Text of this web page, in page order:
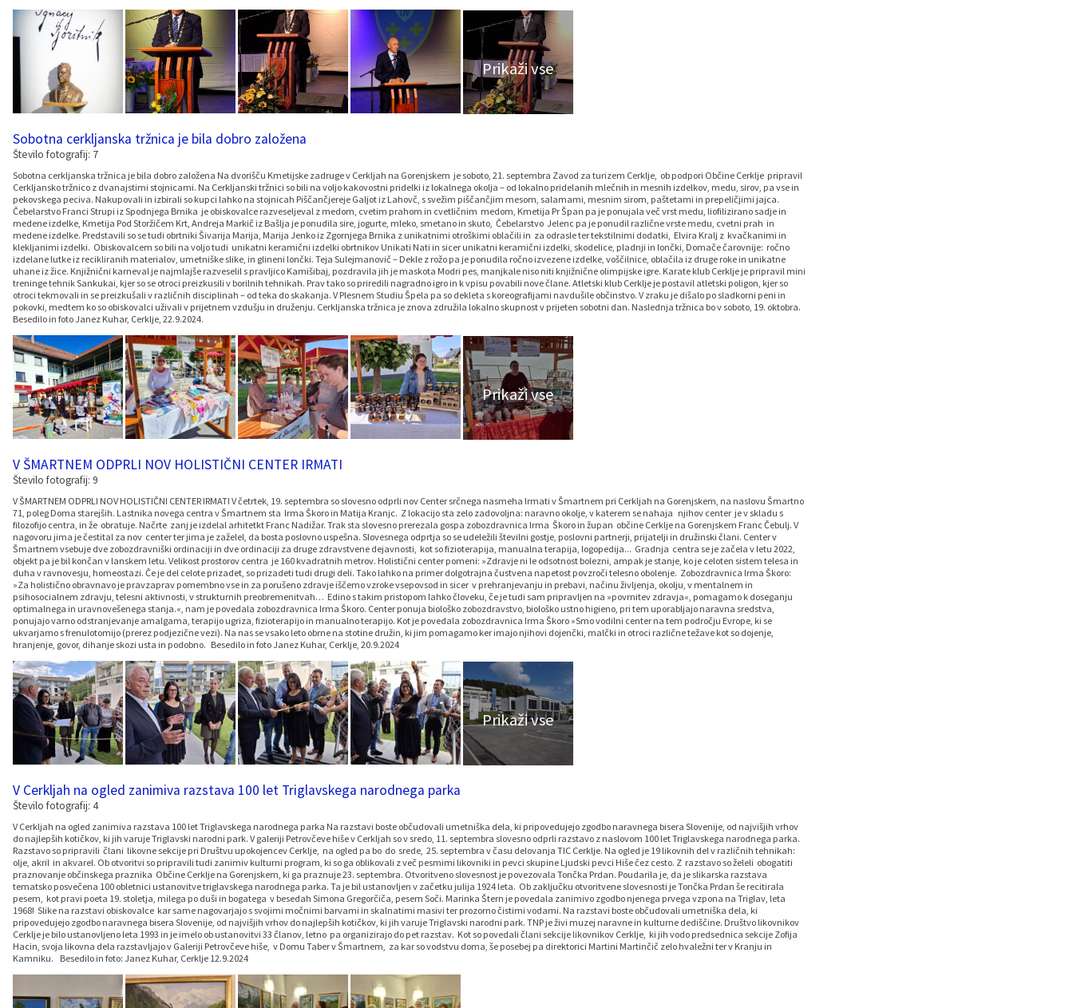
Sobotna cerkljanska tržnica je bila dobro založena
Število fotografij: 7
Sobotna cerkljanska tržnica je bila dobro založena Na dvorišču Kmetijske zadruge v Cerkljah na Gorenjskem je soboto, 21. septembra Zavod za turizem Cerklje, ob podpori Občine Cerklje pripravil
Cerkljansko tržnico z dvanajstimi stojnicami. Na Cerkljanski tržnici so bili na voljo kakovostni pridelki iz lokalnega okolja – od lokalno pridelanih mlečnih in mesnih izdelkov, medu, sirov, pa vse in
pekovskega peciva. Nakupovali in izbirali so kupci lahko na stojnicah Piščančjereje Galjot iz Lahovč, s svežim piščančjim mesom, salamami, mesnim sirom, paštetami in prepeličjimi jajca.
Čebelarstvo Franci Strupi iz Spodnjega Brnika je obiskovalce razveseljeval z medom, cvetim prahom in cvetličnim medom, Kmetija Pr Špan pa je ponujala več vrst medu, liofilizirano sadje in
medene izdelke, Kmetija Pod Storžičem Krt, Andreja Markič iz Bašlja je ponudila sire, jogurte, mleko, smetano in skuto, Čebelarstvo Jelenc pa je ponudil različne vrste medu, cvetni prah in
medene izdelke. Predstavili so se tudi obrtniki Šivarija Marija, Marija Jenko iz Zgornjega Brnika z unikatnimi otroškimi oblačili in za odrasle ter tekstilnimi dodatki, Elvira Kralj z kvačkanimi in
klekljanimi izdelki. Obiskovalcem so bili na voljo tudi unikatni keramični izdelki obrtnikov Unikati Nati in sicer unikatni keramični izdelki, skodelice, pladnji in lončki, Domače čarovnije: ročno
izdelane lutke iz recikliranih materialov, umetniške slike, in glineni lončki. Teja Sulejmanovič – Dekle z rožo pa je ponudila ročno izvezene izdelke, voščilnice, oblačila iz druge roke in unikatne
uhane iz žice. Knjižnični karneval je najmlajše razveselil s pravljico Kamišibaj, pozdravila jih je maskota Modri pes, manjkale niso niti knjižnične olimpijske igre. Karate klub Cerklje je pripravil mini
treninge tehnik Sankukai, kjer so se otroci preizkusili v borilnih tehnikah. Prav tako so priredili nagradno igro in k vpisu povabili nove člane. Atletski klub Cerklje je postavil atletski poligon, kjer so
otroci tekmovali in se preizkušali v različnih disciplinah – od teka do skakanja. V Plesnem Studiu Špela pa so dekleta s koreografijami navdušile občinstvo. V zraku je dišalo po sladkorni peni in
pokovki, medtem ko so obiskovalci uživali v prijetnem vzdušju in druženju. Cerkljanska tržnica je znova združila lokalno skupnost v prijeten sobotni dan. Naslednja tržnica bo v soboto, 19. oktobra.
Besedilo in foto Janez Kuhar, Cerklje, 22.9.2024.
V ŠMARTNEM ODPRLI NOV HOLISTIČNI CENTER IRMATI
Število fotografij: 9
V ŠMARTNEM ODPRLI NOV HOLISTIČNI CENTER IRMATI V četrtek, 19. septembra so slovesno odprli nov Center srčnega nasmeha Irmati v Šmartnem pri Cerkljah na Gorenjskem, na naslovu Šmartno
71, poleg Doma starejših. Lastnika novega centra v Šmartnem sta Irma Škoro in Matija Kranjc. Z lokacijo sta zelo zadovoljna: naravno okolje, v katerem se nahaja njihov center je v skladu s
filozofijo centra, in že obratuje. Načrte zanj je izdelal arhitetkt Franc Nadižar. Trak sta slovesno prerezala gospa zobozdravnica Irma Škoro in župan občine Cerklje na Gorenjskem Franc Čebulj. V
nagovoru jima je čestital za nov center ter jima je zaželel, da bosta poslovno uspešna. Slovesnega odprtja so se udeležili številni gostje, poslovni partnerji, prijatelji in družinski člani. Center v
Šmartnem vsebuje dve zobozdravniški ordinaciji in dve ordinaciji za druge zdravstvene dejavnosti, kot so fizioterapija, manualna terapija, logopedija... Gradnja centra se je začela v letu 2022,
objekt pa je bil končan v lanskem letu. Velikost prostorov centra je 160 kvadratnih metrov. Holistični center pomeni: »Zdravje ni le odsotnost bolezni, ampak je stanje, ko je celoten sistem telesa in
duha v ravnovesju, homeostazi. Če je del celote prizadet, so prizadeti tudi drugi deli. Tako lahko na primer dolgotrajna čustvena napetost povzroči telesno obolenje. Zobozdravnica Irma Škoro:
»Za holistično obravnavo je pravzaprav pomembno vse in za porušeno zdravje iščemo vzroke vsepovsod in sicer v prehranjevanju in prebavi, načinu življenja, okolju, v mentalnem in
psihosocialnem zdravju, telesni aktivnosti, v strukturnih preobremenitvah… Edino s takim pristopom lahko človeku, če je tudi sam pripravljen na »povrnitev zdravja«, pomagamo k doseganju
optimalnega in uravnovešenega stanja.«, nam je povedala zobozdravnica Irma Škoro. Center ponuja biološko zobozdravstvo, biološko ustno higieno, pri tem uporabljajo naravna sredstva,
ponujajo varno odstranjevanje amalgama, terapijo ugriza, fizioterapijo in manualno terapijo. Kot je povedala zobozdravnica Irma Škoro »Smo vodilni center na tem področju Evrope, ki se
ukvarjamo s frenulotomijo (prerez podjezične vezi). Na nas se vsako leto obrne na stotine družin, ki jim pomagamo ker imajo njihovi dojenčki, malčki in otroci različne težave kot so dojenje,
hranjenje, govor, dihanje skozi usta in podobno. Besedilo in foto Janez Kuhar, Cerklje, 20.9.2024
V Cerkljah na ogled zanimiva razstava 100 let Triglavskega narodnega parka
Število fotografij: 4
V Cerkljah na ogled zanimiva razstava 100 let Triglavskega narodnega parka Na razstavi boste občudovali umetniška dela, ki pripovedujejo zgodbo naravnega bisera Slovenije, od najvišjih vrhov
do najlepših kotičkov, ki jih varuje Triglavski narodni park. V galeriji Petrovčeve hiše v Cerkljah so v sredo, 11. septembra slovesno odprli razstavo z naslovom 100 let Triglavskega narodnega parka.
Razstavo so pripravili člani likovne sekcije pri Društvu upokojencev Cerklje, na ogled pa bo do srede, 25. septembra v času delovanja TIC Cerklje. Na ogled je 19 likovnih del v različnih tehnikah:
olje, akril in akvarel. Ob otvoritvi so pripravili tudi zanimiv kulturni program, ki so ga oblikovali z več pesmimi likovniki in pevci skupine Ljudski pevci Hiše čez cesto. Z razstavo so želeli obogatiti
praznovanje občinskega praznika Občine Cerklje na Gorenjskem, ki ga praznuje 23. septembra. Otvoritveno slovesnost je povezovala Tončka Prdan. Poudarila je, da je slikarska razstava
tematsko posvečena 100 obletnici ustanovitve triglavskega narodnega parka. Ta je bil ustanovljen v začetku julija 1924 leta. Ob zaključku otvoritvene slovesnosti je Tončka Prdan še recitirala
pesem, kot pravi poeta 19. stoletja, milega po duši in bogatega v besedah Simona Gregorčiča, pesem Soči. Marinka Štern je povedala zanimivo zgodbo njenega prvega vzpona na Triglav, leta
1968! Slike na razstavi obiskovalce kar same nagovarjajo s svojimi močnimi barvami in skalnatimi masivi ter prozorno čistimi vodami. Na razstavi boste občudovali umetniška dela, ki
pripovedujejo zgodbo naravnega bisera Slovenije, od najvišjih vrhov do najlepših kotičkov, ki jih varuje Triglavski narodni park. TNP je živi muzej naravne in kulturne dediščine. Društvo likovnikov
Cerklje je bilo ustanovljeno leta 1993 in je imelo ob ustanovitvi 33 članov, letno pa organizirajo do pet razstav. Kot so povedali člani sekcije likovnikov Cerklje, ki jih vodo predsednica sekcije Zofija
Hacin, svoja likovna dela razstavljajo v Galeriji Petrovčeve hiše, v Domu Taber v Šmartnem, za kar so vodstvu doma, še posebej pa direktorici Martini Martinčič zelo hvaležni ter v Kranju in
Kamniku. Besedilo in foto: Janez Kuhar, Cerklje 12.9.2024